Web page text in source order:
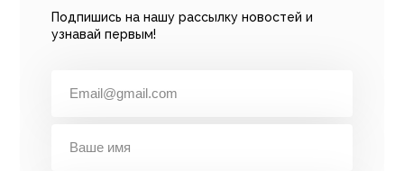
Подпишись на нашу рассылку новостей и
узнавай первым!